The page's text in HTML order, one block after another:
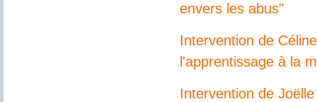
envers les abus"
Intervention de
l'apprentissage à la
Intervention de